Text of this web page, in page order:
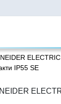
ELECTRIC
IP55 SE